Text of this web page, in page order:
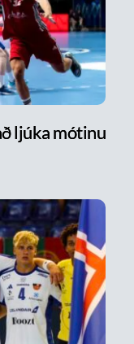
ljúka mótinu